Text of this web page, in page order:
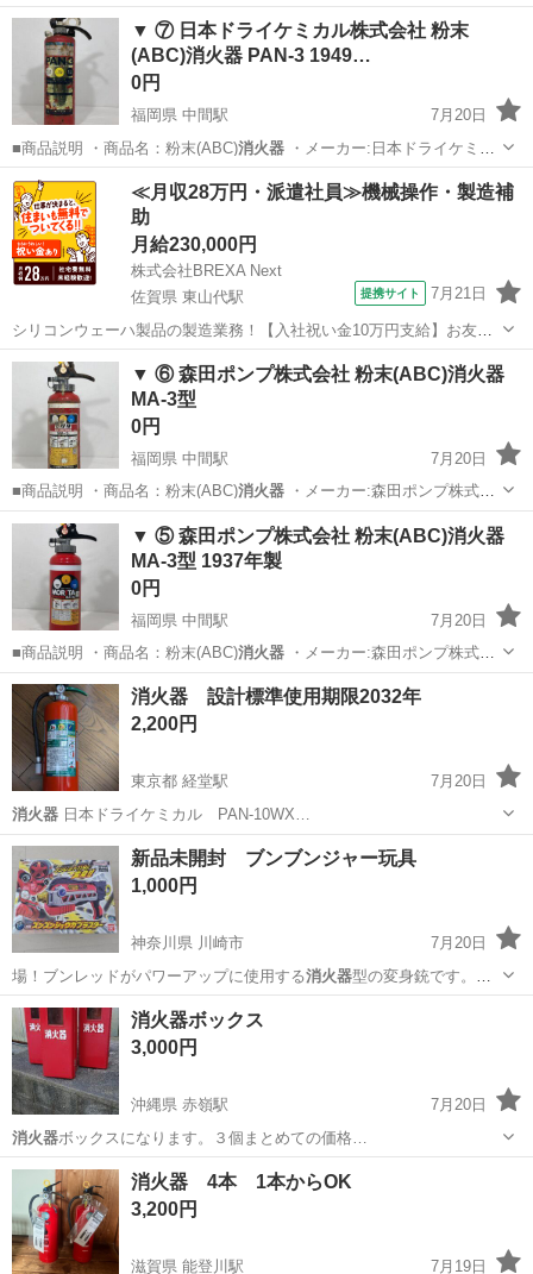
使用期限は2034年まであります。 1~2本で3,500円/本 3本で10,000円/
本 4本で11,000円/本 (消費税込み) それ以上の本...
北海道 旭川市 旭川駅 防災、セキュリティ
▼ ⑦ 日本ドライケミカル株式会社 粉末
(ABC)消火器 PAN-3 1949…
0円
福岡県 中間駅
7月20日
■商品説明 ・商品名：粉末(ABC)消火器・メーカー:日本ドライケミカ
ル株式…
福岡 中間市 中間駅 防災、セキュリティ 消火器
≪月収28万円・派遣社員≫機械操作・製造補
助
月給230,000円
株式会社BREXA Next
佐賀県 東山代駅
提携サイト 7月21日
シリコンウェーハ製品の製造業務！【入社祝い金10万円支給】お友達
やカップルとの応募OK◎年間休日129日＆休出なしでプライベート充
実♪業務はクリーンルームで快適作業◎自社正社員登用制度あり★1食
300円～の格安食堂あり！《佐...
佐賀 伊万里市 東山代駅 その他
▼ ⑥ 森田ポンプ株式会社 粉末(ABC)消火器
MA-3型
0円
福岡県 中間駅
7月20日
■商品説明 ・商品名：粉末(ABC)消火器・メーカー:森田ポンプ株式会
社 …
福岡 中間市 中間駅 防災、セキュリティ
▼ ⑤ 森田ポンプ株式会社 粉末(ABC)消火器
MA-3型 1937年製
0円
福岡県 中間駅
7月20日
■商品説明 ・商品名：粉末(ABC)消火器・メーカー:森田ポンプ株式会
社 …
福岡 中間市 中間駅 防災、セキュリティ 消火器
消火器 設計標準使用期限2032年
2,200円
東京都 経堂駅
7月20日
消火器日本ドライケミカル PAN-10WX…
東京 世田谷区 経堂駅 防災、セキュリティ
新品未開封 ブンブンジャー玩具
1,000円
神奈川県 川崎市
7月20日
場！ブンレッドがパワーアップに使用する消火器型の変身銃です。ポ
ンプを3回スライドし…
神奈川 川崎市 おもちゃ
消火器ボックス
3,000円
沖縄県 赤嶺駅
7月20日
消火器ボックスになります。３個まとめての価格…
沖縄 那覇市 赤嶺駅 その他
消火器 4本 1本からOK
3,200円
滋賀県 能登川駅 7月19日